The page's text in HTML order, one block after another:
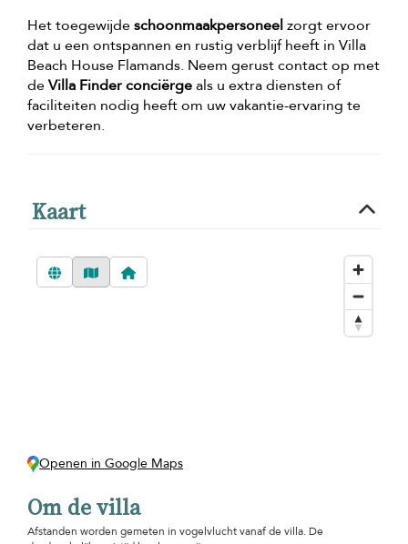
Het toegewijdeschoonmaakpersoneelzorgt ervoor
dat u een ontspannen en rustig verblijf heeft in Villa
Beach House Flamands. Neem gerust contact op met
deVilla Finder conciërgeals u extra diensten of
faciliteiten nodig heeft om uw vakantie-ervaring te
verbeteren.
Kaart
Openen in Google Maps
Om de villa
Afstanden worden gemeten in vogelvlucht vanaf de villa. De